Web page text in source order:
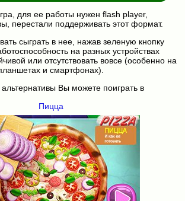
для ее работы нужен flash player,
перестали поддерживать этот формат.
сыграть в нее, нажав зеленую кнопку
на разных устройствах
или отсутствовать вовсе (особенно на
и смартфонах).
альтернативы Вы можете поиграть в
Пицца